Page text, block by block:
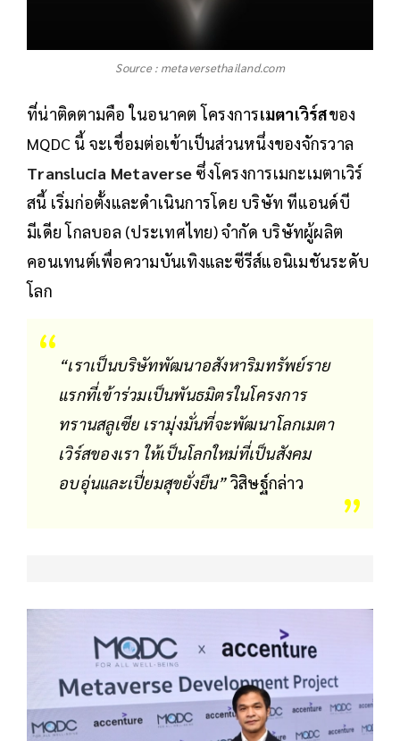
Source : metaversethailand.com
ที่น่าติดตามคือ ในอนาคต โครงการเมตาเวิร์สของ
MQDC นี้ จะเชื่อมต่อเข้าเป็นส่วนหนึ่งของจักรวาล
Translucia Metaverse ซึ่งโครงการเมกะเมตาเวิร์
สนี้ เริ่มก่อตั้งและดำเนินการโดย บริษัท ทีแอนด์บี
มีเดีย โกลบอล (ประเทศไทย) จำกัด บริษัทผู้ผลิต
คอนเทนต์เพื่อความบันเทิงและซีรีส์แอนิเมชันระดับ
โลก
“เราเป็นบริษัทพัฒนาอสังหาริมทรัพย์ราย
แรกที่เข้าร่วมเป็นพันธมิตรในโครงการ
ทรานสลูเซีย เรามุ่งมั่นที่จะพัฒนาโลกเมตา
เวิร์สของเรา ให้เป็นโลกใหม่ที่เป็นสังคม
อบอุ่นและเปี่ยมสุขยั่งยืน”วิสิษฐ์กล่าว